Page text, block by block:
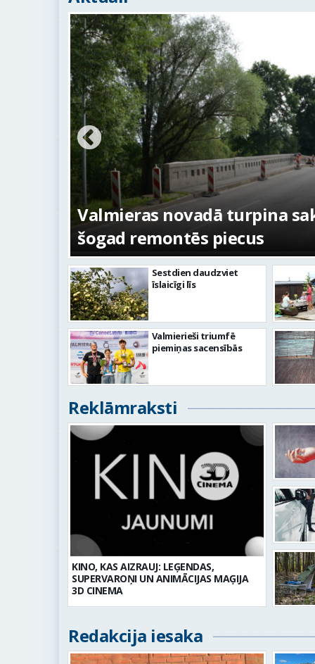
Valmieras novadā turpina
šogad remontēs piecus
Sestdien daudzviet
īslaicīgi līs
Valmierieši triumfē
piemiņas sacensībās
Reklāmraksti
KINO, KAS AIZRAUJ: LEĢENDAS,
SUPERVAROŅI UN ANIMĀCIJAS MAĢIJA
3D CINEMA
Redakcija iesaka